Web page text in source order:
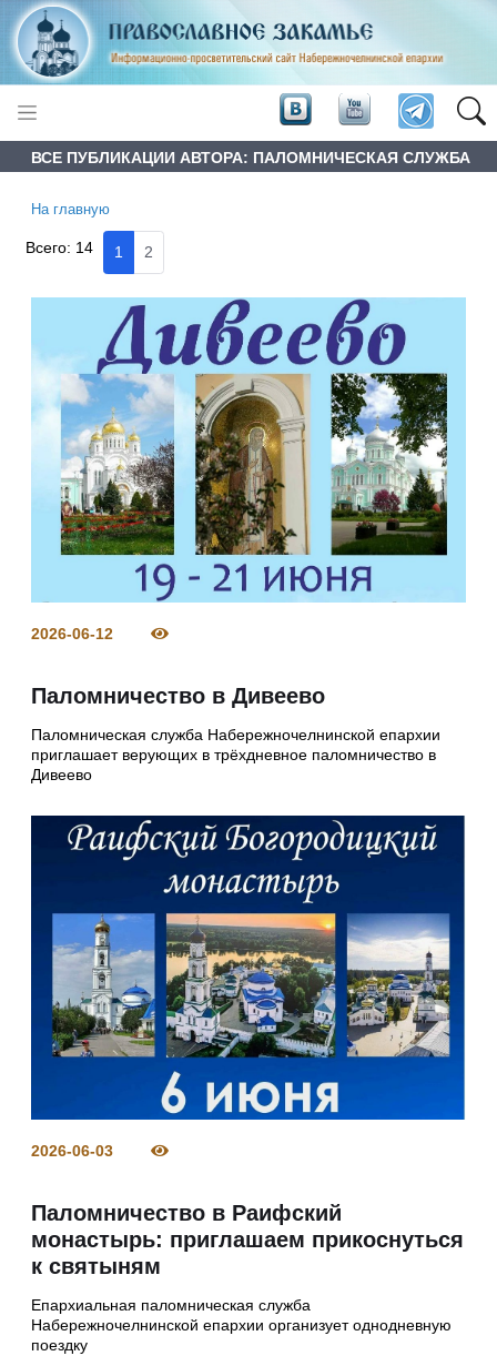
ВСЕ ПУБЛИКАЦИИ АВТОРА: ПАЛОМНИЧЕСКАЯ СЛУЖБА
На главную
Всего: 14 1 2
2026-06-12
Паломничество в Дивеево
Паломническая служба Набережночелнинской епархии
приглашает верующих в трёхдневное паломничество в
Дивеево
2026-06-03
Паломничество в Раифский
монастырь: приглашаем прикоснуться
к святыням
Епархиальная паломническая служба
Набережночелнинской епархии организует однодневную
поездку